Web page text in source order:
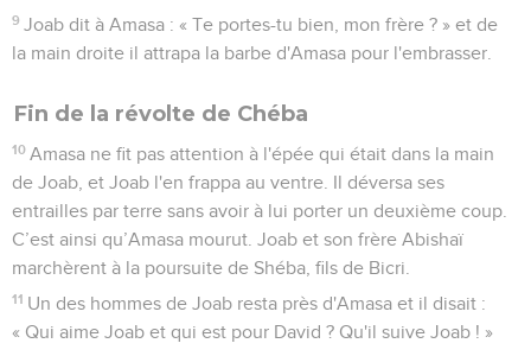
9 Joab dit à Amasa : « Te portes-tu bien, mon frère ? » et de
la main droite il attrapa la barbe d'Amasa pour l'embrasser.
Fin de la révolte de Chéba
10 Amasa ne fit pas attention à l'épée qui était dans la main
de Joab, et Joab l'en frappa au ventre. Il déversa ses
entrailles par terre sans avoir à lui porter un deuxième coup.
C’est ainsi qu’Amasa mourut. Joab et son frère Abishaï
marchèrent à la poursuite de Shéba, fils de Bicri.
11 Un des hommes de Joab resta près d'Amasa et il disait :
« Qui aime Joab et qui est pour David ? Qu'il suive Joab ! »